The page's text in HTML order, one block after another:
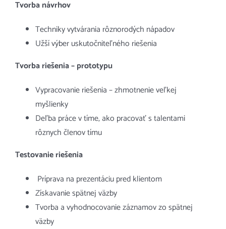
Tvorba návrhov
Techniky vytvárania rôznorodých nápadov
Užší výber uskutočniteľného riešenia
Tvorba riešenia – prototypu
Vypracovanie riešenia – zhmotnenie veľkej
myšlienky
Deľba práce v tíme, ako pracovať s talentami
rôznych členov tímu
Testovanie riešenia
Príprava na prezentáciu pred klientom
Získavanie spätnej väzby
Tvorba a vyhodnocovanie záznamov zo spätnej
väzby